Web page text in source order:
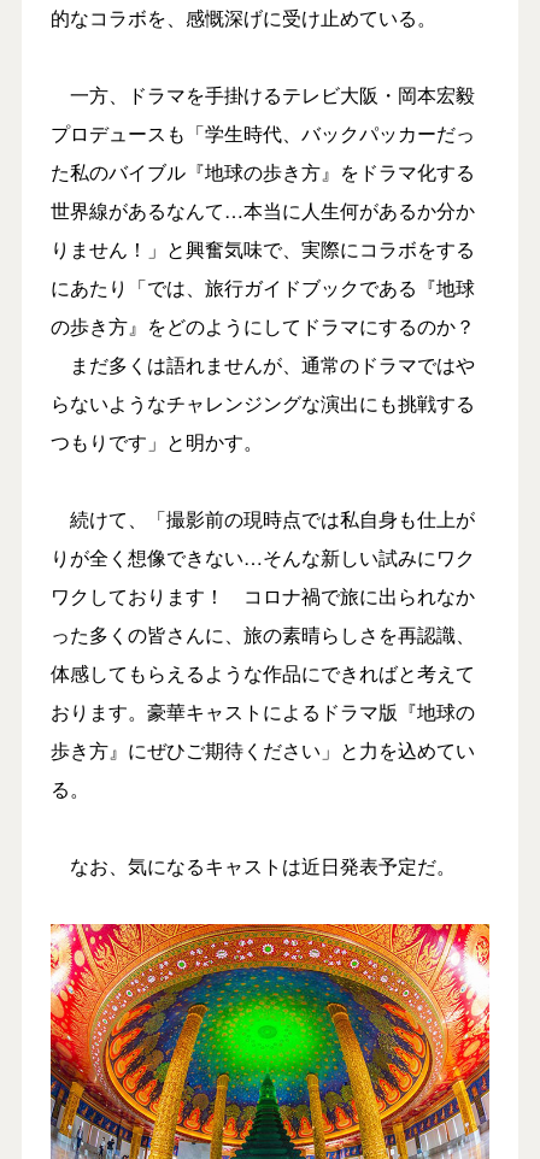
的なコラボを、感慨深げに受け止めている。
一方、ドラマを手掛けるテレビ大阪・岡本宏毅
プロデュースも「学生時代、バックパッカーだっ
た私のバイブル『地球の歩き方』をドラマ化する
世界線があるなんて…本当に人生何があるか分か
りません！」と興奮気味で、実際にコラボをする
にあたり「では、旅行ガイドブックである『地球
の歩き方』をどのようにしてドラマにするのか？
まだ多くは語れませんが、通常のドラマではや
らないようなチャレンジングな演出にも挑戦する
つもりです」と明かす。
続けて、「撮影前の現時点では私自身も仕上が
りが全く想像できない…そんな新しい試みにワク
ワクしております！ コロナ禍で旅に出られなか
った多くの皆さんに、旅の素晴らしさを再認識、
体感してもらえるような作品にできればと考えて
おります。豪華キャストによるドラマ版『地球の
歩き方』にぜひご期待ください」と力を込めてい
る。
なお、気になるキャストは近日発表予定だ。